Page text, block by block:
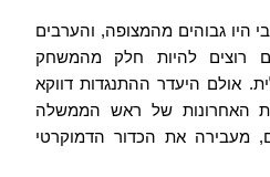
היו גבוהים מהמצופה, והערבים
רוצים להיות חלק מהמשחק
אולם היעדר ההתנגדות דווקא
האחרונות של ראש הממשלה
מעבירה את הכדור הדמוקרטי